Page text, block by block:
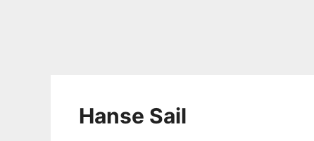
Hanse Sail